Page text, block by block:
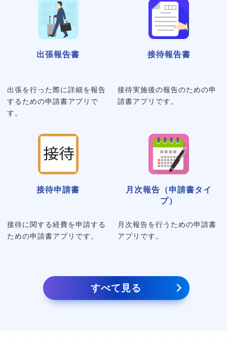
出張報告書
出張を行った際に詳細を報告
するための申請書アプリで
す。
接待報告書
接待実施後の報告のための申
請書アプリです。
接待申請書
接待に関する経費を申請する
ための申請書アプリです。
月次報告（申請書タイ
プ）
月次報告を行うための申請書
アプリです。
すべて見る